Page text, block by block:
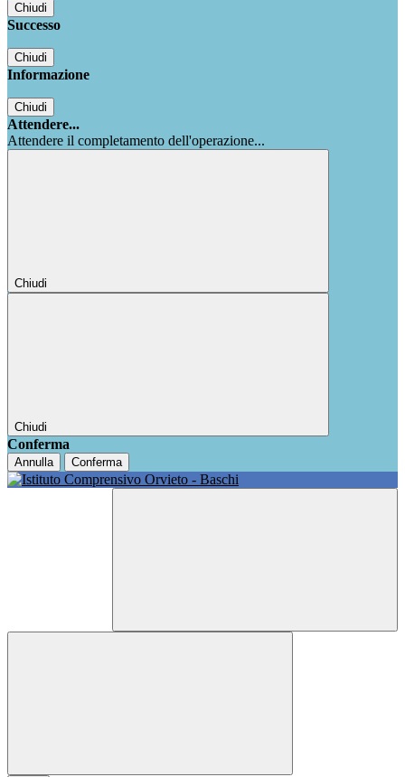
Chiudi
Successo
Chiudi
Informazione
Chiudi
Attendere...
Attendere il completamento dell'operazione...
Chiudi
Chiudi
Conferma
Annulla Conferma